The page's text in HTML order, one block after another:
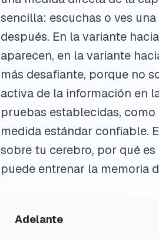
sencilla: escuchas o ves
después. En la variante
aparecen, en la variante
más desafiante, porque no
activa de la información en
pruebas establecidas,
medida estándar confiable.
sobre tu cerebro, por qué
puede entrenar la memoria
Adelante